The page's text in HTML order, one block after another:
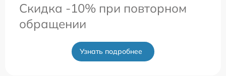
Скидка -10% при повторном
обращении
Узнать подробнее